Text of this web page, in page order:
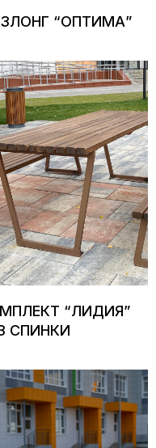
“ОПТИМА”
“ЛИДИЯ”
СПИНКИ